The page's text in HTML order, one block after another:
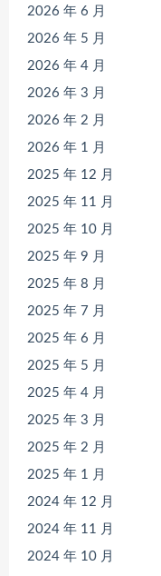
2026 年 6 月
2026 年 5 月
2026 年 4 月
2026 年 3 月
2026 年 2 月
2026 年 1 月
2025 年 12 月
2025 年 11 月
2025 年 10 月
2025 年 9 月
2025 年 8 月
2025 年 7 月
2025 年 6 月
2025 年 5 月
2025 年 4 月
2025 年 3 月
2025 年 2 月
2025 年 1 月
2024 年 12 月
2024 年 11 月
2024 年 10 月